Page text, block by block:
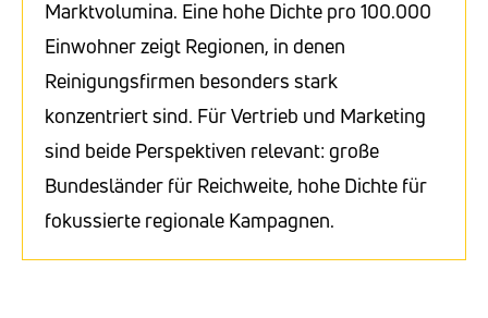
Marktvolumina. Eine hohe Dichte pro 100.000
Einwohner zeigt Regionen, in denen
Reinigungsfirmen besonders stark
konzentriert sind. Für Vertrieb und Marketing
sind beide Perspektiven relevant: große
Bundesländer für Reichweite, hohe Dichte für
fokussierte regionale Kampagnen.